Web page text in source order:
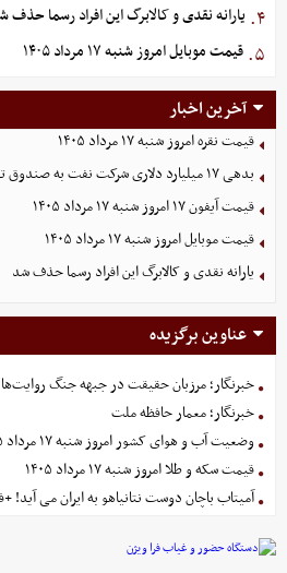
۴. یارانه نقدی و کالابرگ این افراد رسما حذف
۵. قیمت موبایل‌ امروز شنبه ۱۷ مرداد ۱۴۰۵
آخرین اخبار
قیمت نقره امروز شنبه ۱۷ مرداد ۱۴۰۵
بدهی ١٧ میلیارد دلاری شرکت نفت به صندوق توسعه
قیمت آیفون ۱۷ امروز شنبه ۱۷ مرداد ۱۴۰۵
قیمت موبایل‌ امروز شنبه ۱۷ مرداد ۱۴۰۵
یارانه نقدی و کالابرگ این افراد رسما حذف شد
عناوین برگزیده
خبرنگار؛ مرزبان حقیقت در جبهه جنگ روایت‌ها
خبرنگار؛ معمار حافظه ملت
وضعیت آب و هوای کشور امروز شنبه ۱۷ مرداد ۱۴۰۵
قیمت سکه و طلا امروز شنبه ۱۷ مرداد ۱۴۰۵
آمیتاب باچان دوست نتانیاهو به ایران می آید!